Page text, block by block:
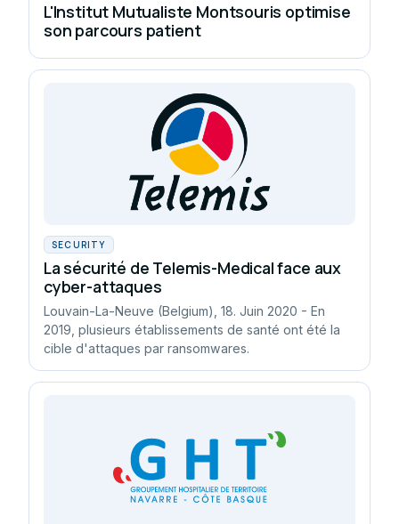
L'Institut Mutualiste Montsouris optimise
son parcours patient
SECURITY
La sécurité de Telemis-Medical face aux
cyber-attaques
Louvain-La-Neuve (Belgium), 18. Juin 2020 - En
2019, plusieurs établissements de santé ont été la
cible d'attaques par ransomwares.